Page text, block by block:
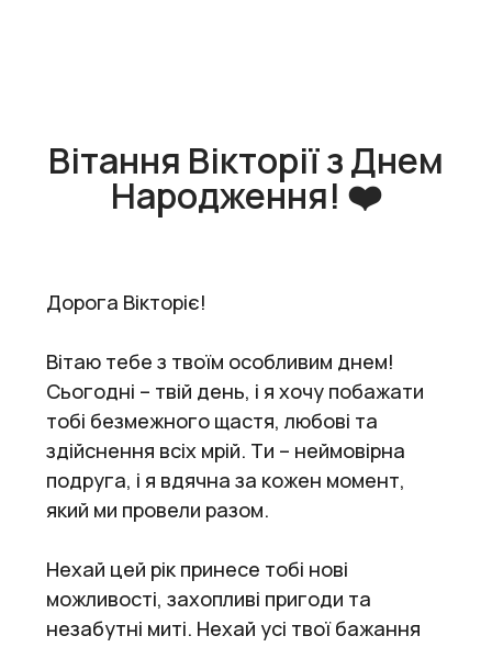
Вітання Вікторії з Днем
Народження! ❤️
Дорога Вікторіє!
Вітаю тебе з твоїм особливим днем!
Сьогодні – твій день, і я хочу побажати
тобі безмежного щастя, любові та
здійснення всіх мрій. Ти – неймовірна
подруга, і я вдячна за кожен момент,
який ми провели разом.
Нехай цей рік принесе тобі нові
можливості, захопливі пригоди та
незабутні миті. Нехай усі твої бажання